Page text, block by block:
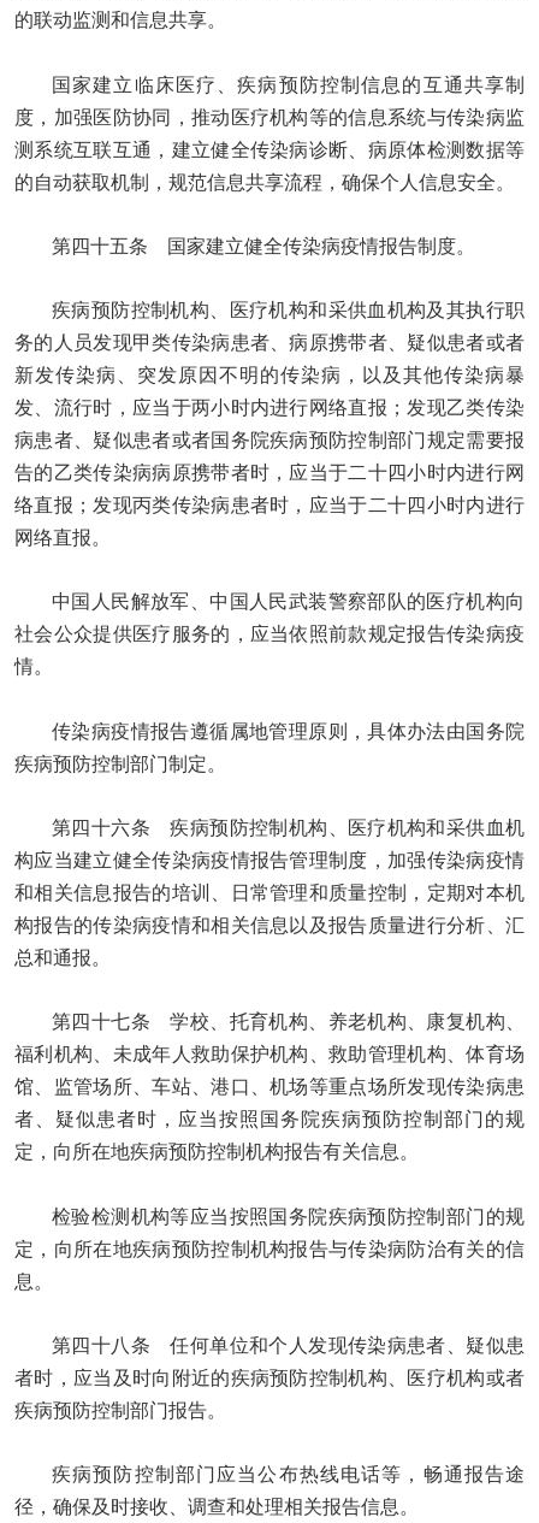
的联动监测和信息共享。
国家建立临床医疗、疾病预防控制信息的互通共享制
度，加强医防协同，推动医疗机构等的信息系统与传染病监
测系统互联互通，建立健全传染病诊断、病原体检测数据等
的自动获取机制，规范信息共享流程，确保个人信息安全。
第四十五条 国家建立健全传染病疫情报告制度。
疾病预防控制机构、医疗机构和采供血机构及其执行职
务的人员发现甲类传染病患者、病原携带者、疑似患者或者
新发传染病、突发原因不明的传染病，以及其他传染病暴
发、流行时，应当于两小时内进行网络直报；发现乙类传染
病患者、疑似患者或者国务院疾病预防控制部门规定需要报
告的乙类传染病病原携带者时，应当于二十四小时内进行网
络直报；发现丙类传染病患者时，应当于二十四小时内进行
网络直报。
中国人民解放军、中国人民武装警察部队的医疗机构向
社会公众提供医疗服务的，应当依照前款规定报告传染病疫
情。
传染病疫情报告遵循属地管理原则，具体办法由国务院
疾病预防控制部门制定。
第四十六条 疾病预防控制机构、医疗机构和采供血机
构应当建立健全传染病疫情报告管理制度，加强传染病疫情
和相关信息报告的培训、日常管理和质量控制，定期对本机
构报告的传染病疫情和相关信息以及报告质量进行分析、汇
总和通报。
第四十七条 学校、托育机构、养老机构、康复机构、
福利机构、未成年人救助保护机构、救助管理机构、体育场
馆、监管场所、车站、港口、机场等重点场所发现传染病患
者、疑似患者时，应当按照国务院疾病预防控制部门的规
定，向所在地疾病预防控制机构报告有关信息。
检验检测机构等应当按照国务院疾病预防控制部门的规
定，向所在地疾病预防控制机构报告与传染病防治有关的信
息。
第四十八条 任何单位和个人发现传染病患者、疑似患
者时，应当及时向附近的疾病预防控制机构、医疗机构或者
疾病预防控制部门报告。
疾病预防控制部门应当公布热线电话等，畅通报告途
径，确保及时接收、调查和处理相关报告信息。